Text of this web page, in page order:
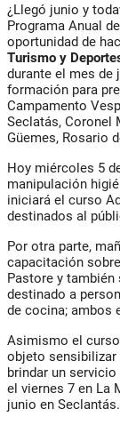
¿Llegó junio y
Programa Anual
oportunidad de
Turismo y
durante el mes de
formación para
Campamento
Seclatás, Coronel
Güemes, Rosario
Hoy miércoles 5
manipulación
iniciará el curso
destinados al
Por otra parte,
capacitación
Pastore y
destinado a
de cocina; ambos
Asimismo el
objeto
brindar un
el viernes 7 en La
junio en Seclantás.